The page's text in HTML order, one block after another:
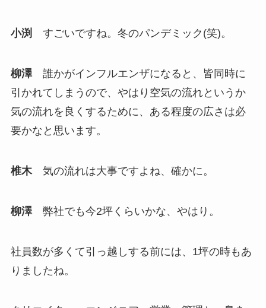
小渕 すごいですね。冬のパンデミック(笑)。
柳澤誰かがインフルエンザになると、皆同時に
引かれてしまうので、やはり空気の流れというか
気の流れを良くするために、ある程度の広さは必
要かなと思います。
椎木気の流れは大事ですよね、確かに。
柳澤弊社でも今2坪くらいかな、やはり。
社員数が多くて引っ越しする前には、1坪の時もあ
りましたね。